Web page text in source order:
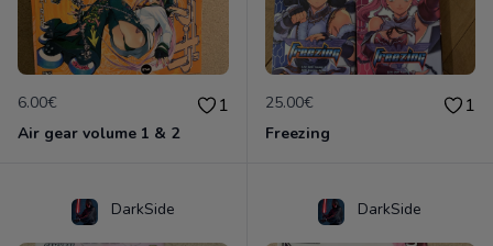
6.00€ 1
Air gear volume 1 & 2
25.00€ 1
Freezing
DarkSide DarkSide